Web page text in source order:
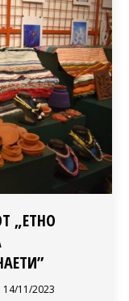
„ЕТНО
14/11/2023